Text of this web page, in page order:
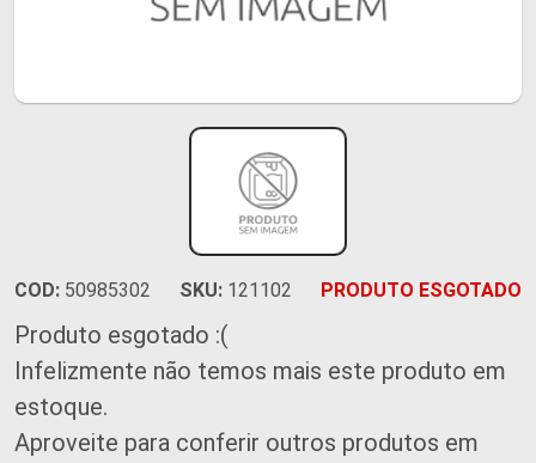
COD: 50985302 SKU: 121102 PRODUTO ESGOTADO
Produto esgotado :(
Infelizmente não temos mais este produto em
estoque.
Aproveite para conferir outros produtos em